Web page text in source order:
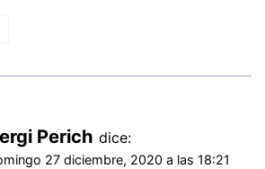
Perich dice:
27 diciembre, 2020 a las 18:21